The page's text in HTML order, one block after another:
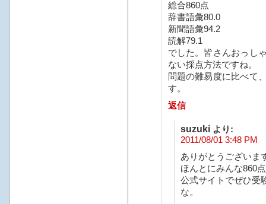
総合860点
辞書語彙80.0
新聞語彙94.2
読解79.1
でした。皆さんおっし
ない採点方法ですね。
問題の難易度に比べて
す。
返信
suzuki より:
2011/08/01 3:48 PM
ありがとうございま
ほんとにみんな860
公式サイトでぜひ受
な。